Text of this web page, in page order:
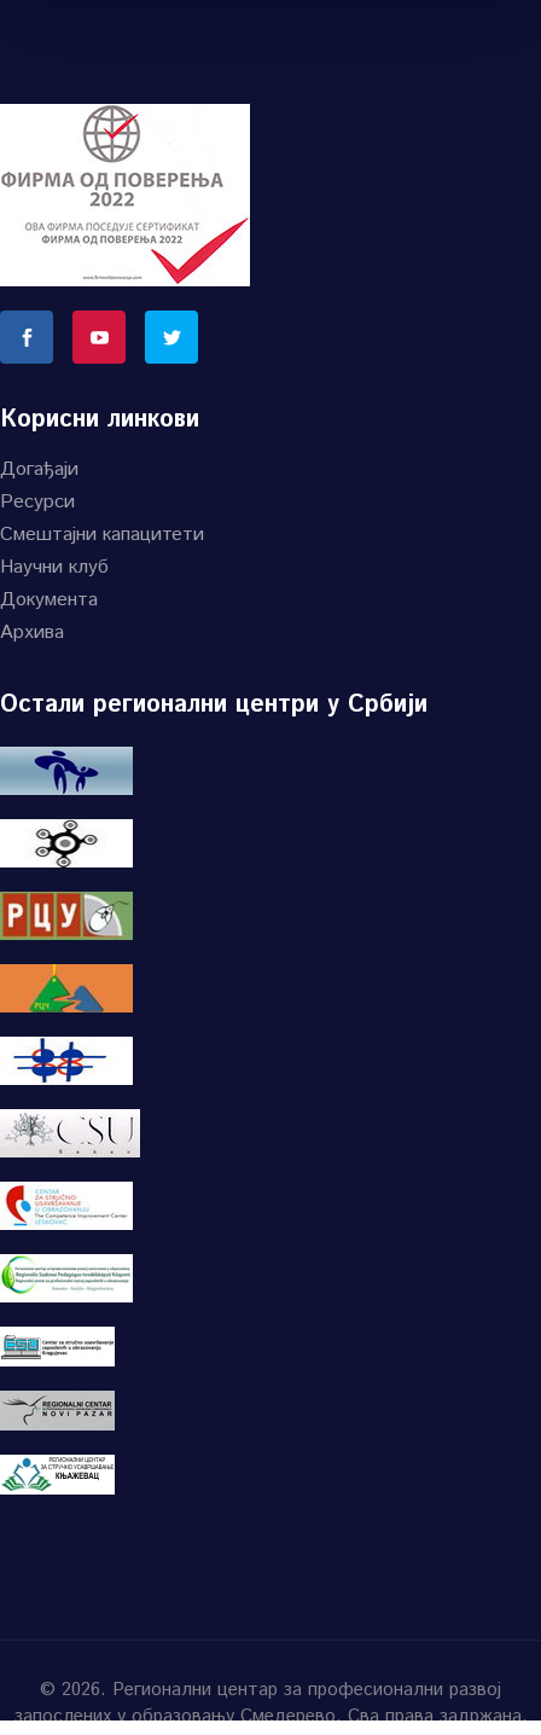
Корисни линкови
Догађаји
Ресурси
Смештајни капацитети
Научни клуб
Документа
Архива
Остали регионални центри у Србији
© 2026. Регионални центар за професионални развој
запослених у образовању Смедерево. Сва права задржана.